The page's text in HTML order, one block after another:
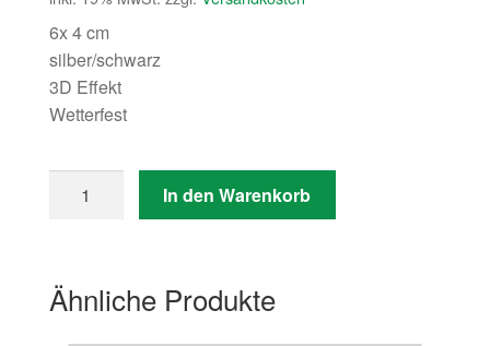
6x 4 cm
silber/schwarz
3D Effekt
Wetterfest
In den Warenkorb
Ähnliche Produkte